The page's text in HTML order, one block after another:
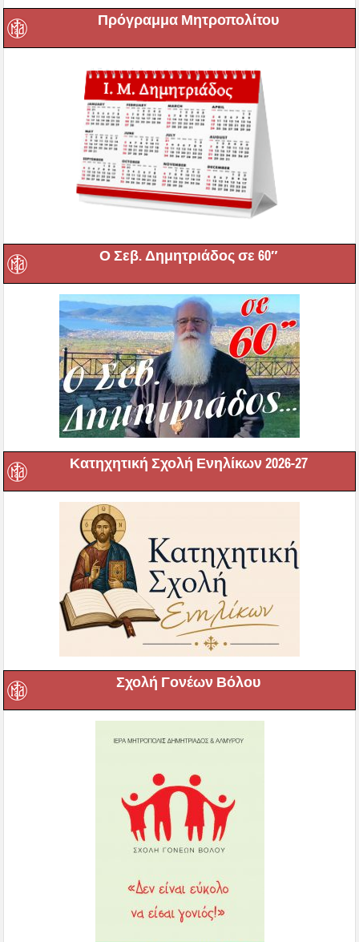
Πρόγραμμα Μητροπολίτου
Ο Σεβ. Δημητριάδος σε 60″
Κατηχητική Σχολή Ενηλίκων 2026-27
Σχολή Γονέων Βόλου